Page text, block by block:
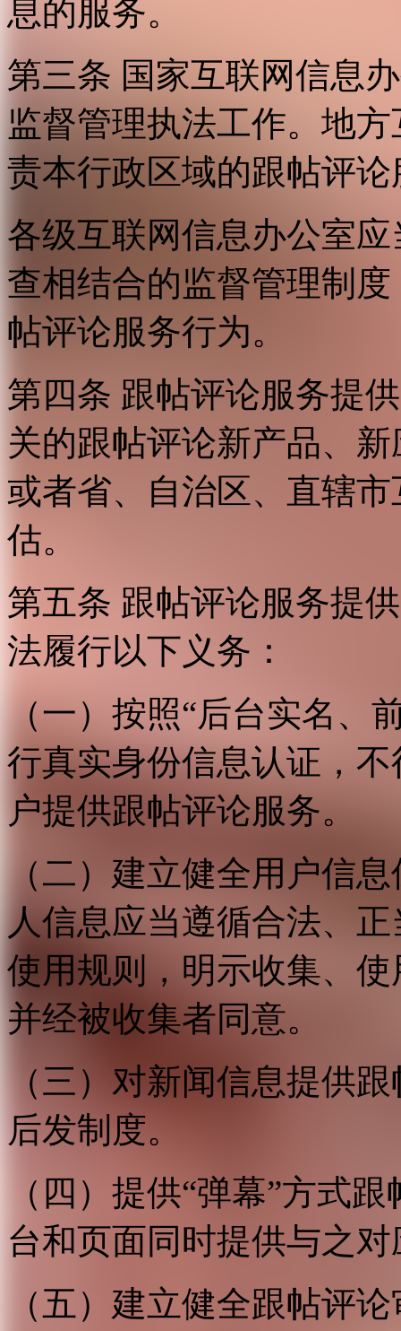
息的服务。
第三条 国家互联网信息
监督管理执法工作。地
责本行政区域的跟帖评
各级互联网信息办公室
查相结合的监督管理制
帖评论服务行为。
第四条 跟帖评论服务提
关的跟帖评论新产品、
或者省、自治区、直辖
估。
第五条 跟帖评论服务提
法履行以下义务：
（一）按照“后台实名、
行真实身份信息认证，
户提供跟帖评论服务。
（二）建立健全用户信
人信息应当遵循合法、
使用规则，明示收集、
并经被收集者同意。
（三）对新闻信息提供
后发制度。
（四）提供“弹幕”方式
台和页面同时提供与之
（五）建立健全跟帖评